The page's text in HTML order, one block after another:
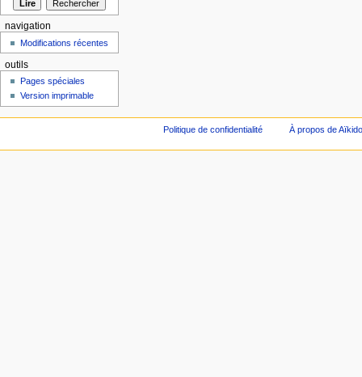
navigation
Modifications récentes
outils
Pages spéciales
Version imprimable
Politique de confidentialité À propos de